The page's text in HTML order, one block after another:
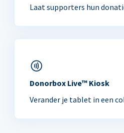
Laat supporters hun
Donorbox Live™ Kiosk
Verander je tablet in een